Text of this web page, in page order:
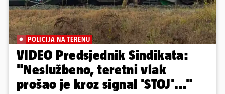
POLICIJA NA TERENU
VIDEO Predsjednik Sindikata:
"Neslužbeno, teretni vlak
prošao je kroz signal 'STOJ'..."